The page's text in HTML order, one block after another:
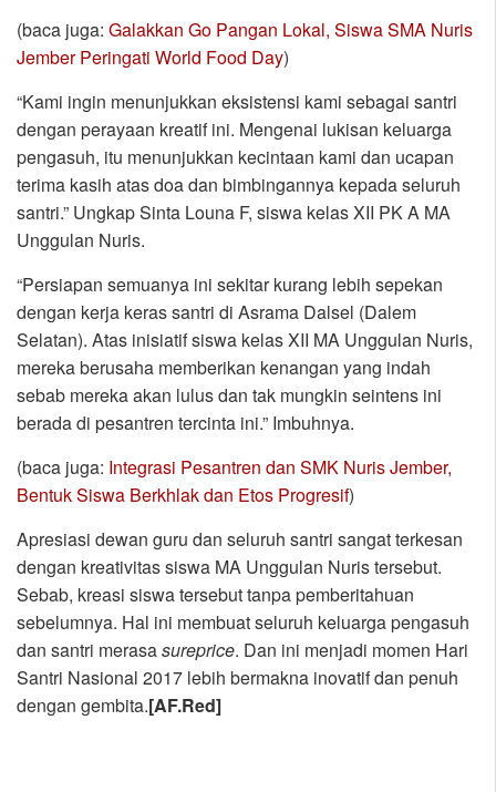
(baca juga: Galakkan Go Pangan Lokal, Siswa SMA Nuris
Jember Peringati World Food Day)
“Kami ingin menunjukkan eksistensi kami sebagai santri
dengan perayaan kreatif ini. Mengenai lukisan keluarga
pengasuh, itu menunjukkan kecintaan kami dan ucapan
terima kasih atas doa dan bimbingannya kepada seluruh
santri.” Ungkap Sinta Louna F, siswa kelas XII PK A MA
Unggulan Nuris.
“Persiapan semuanya ini sekitar kurang lebih sepekan
dengan kerja keras santri di Asrama Dalsel (Dalem
Selatan). Atas inisiatif siswa kelas XII MA Unggulan Nuris,
mereka berusaha memberikan kenangan yang indah
sebab mereka akan lulus dan tak mungkin seintens ini
berada di pesantren tercinta ini.” Imbuhnya.
(baca juga: Integrasi Pesantren dan SMK Nuris Jember,
Bentuk Siswa Berkhlak dan Etos Progresif)
Apresiasi dewan guru dan seluruh santri sangat terkesan
dengan kreativitas siswa MA Unggulan Nuris tersebut.
Sebab, kreasi siswa tersebut tanpa pemberitahuan
sebelumnya. Hal ini membuat seluruh keluarga pengasuh
dan santri merasasureprice. Dan ini menjadi momen Hari
Santri Nasional 2017 lebih bermakna inovatif dan penuh
dengan gembita.[AF.Red]